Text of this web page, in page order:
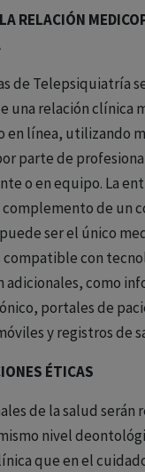
RELACIÓN
de Telepsiquiatría
una relación clínica
en línea, utilizando
parte de
o en equipo. La
complemento de un
ser el único
compatible con
adicionales, como
portales de
y registros de
ÉTICAS
de la salud serán
nivel
que en el